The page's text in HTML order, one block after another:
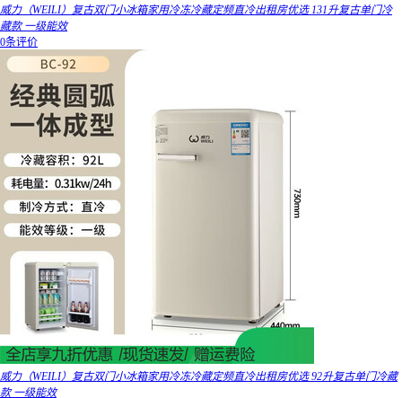
威力（WEILI）复古双门小冰箱家用冷冻冷藏定频直冷出租房优选 131升复古单门冷
藏款 一级能效
0条评价
威力（WEILI）复古双门小冰箱家用冷冻冷藏定频直冷出租房优选 92升复古单门冷藏
款 一级能效